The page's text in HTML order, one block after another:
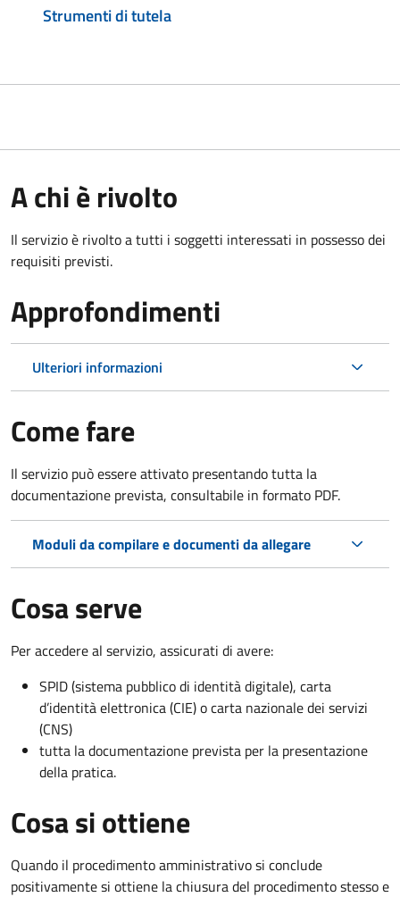
Strumenti di tutela
A chi è rivolto
Il servizio è rivolto a tutti i soggetti interessati in possesso dei
requisiti previsti.
Approfondimenti
Ulteriori informazioni
Come fare
Il servizio può essere attivato presentando tutta la
documentazione prevista, consultabile in formato PDF.
Moduli da compilare e documenti da allegare
Cosa serve
Per accedere al servizio, assicurati di avere:
SPID (sistema pubblico di identità digitale), carta
d’identità elettronica (CIE) o carta nazionale dei servizi
(CNS)
tutta la documentazione prevista per la presentazione
della pratica.
Cosa si ottiene
Quando il procedimento amministrativo si conclude
positivamente si ottiene la chiusura del procedimento stesso e